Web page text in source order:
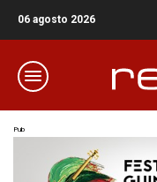
06 agosto 2026
Pub